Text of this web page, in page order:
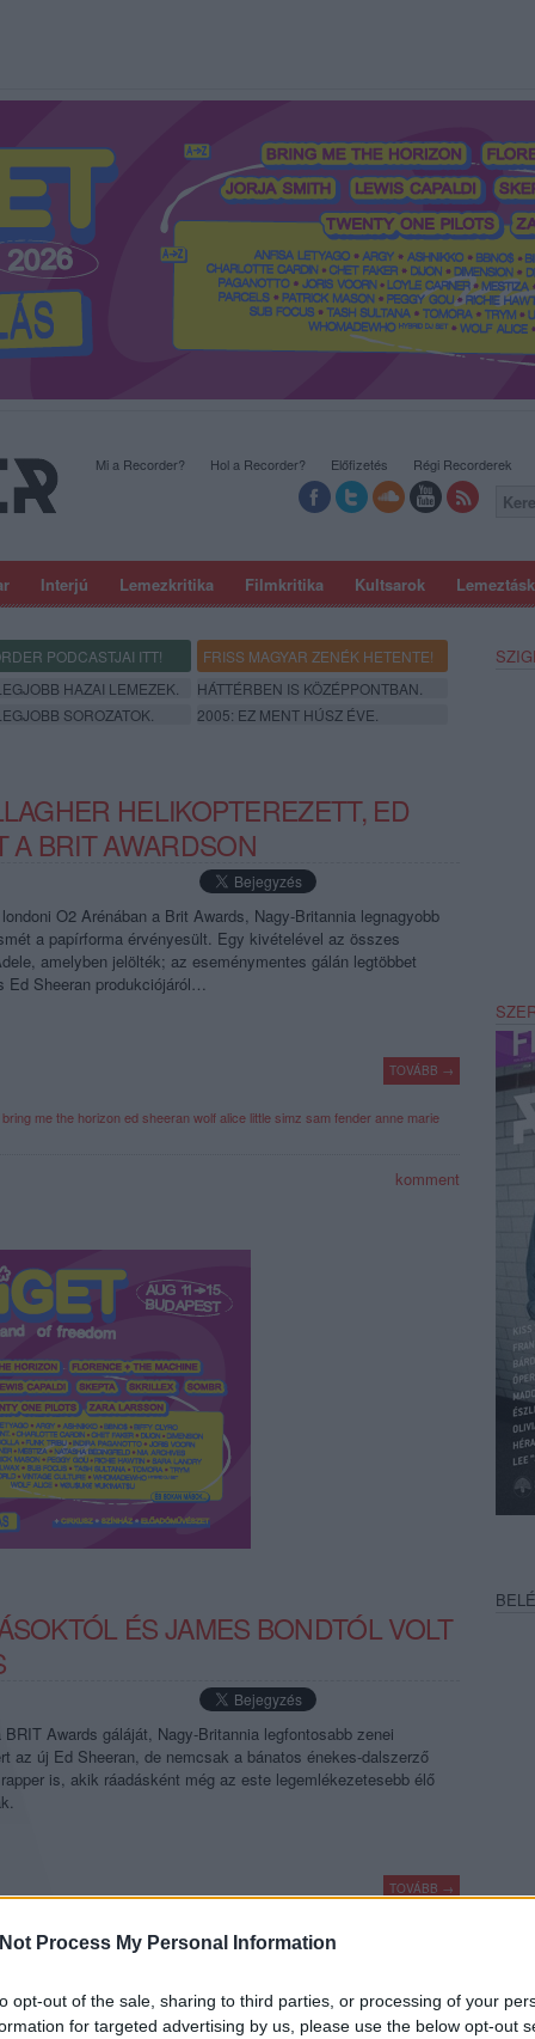
Process My Personal Information
opt-out of the sale, sharing to third parties, or processing of your
for targeted advertising by us, please use the below opt-out
Interjú Lemezkritika Filmkritika Kultsarok
Mi a Recorder? Hol a Recorder? Előfizetés Régi Recorderek
PODCASTJAI ITT!
FRISS MAGYAR ZENÉK HETENTE!
HAZAI LEMEZEK.
HÁTTÉRBEN IS KÖZÉPPONTBAN.
SOROZATOK. 2005: EZ MENT HÚSZ ÉVE.
HELIKOPTEREZETT, ED
A BRIT AWARDSON
O2 Arénában a Brit Awards, Nagy-Britannia legnagyobb
a papírforma érvényesült. Egy kivételével az összes
amelyben jelölték; az eseménymentes gálán legtöbbet
Ed Sheeran produkciójáról…
TOVÁBB →
bring me the horizon ed sheeran wolf alice little simz sam fenderanne marie
komment
ÉS JAMES BONDTÓL VOLT
Awards gáláját, Nagy-Britannia legfontosabb zenei
az új Ed Sheeran, de nemcsak a bánatos énekes-dalszerző
is, akik ráadásként még az este legemlékezetesebb élő
TOVÁBB →
lewis capaldi